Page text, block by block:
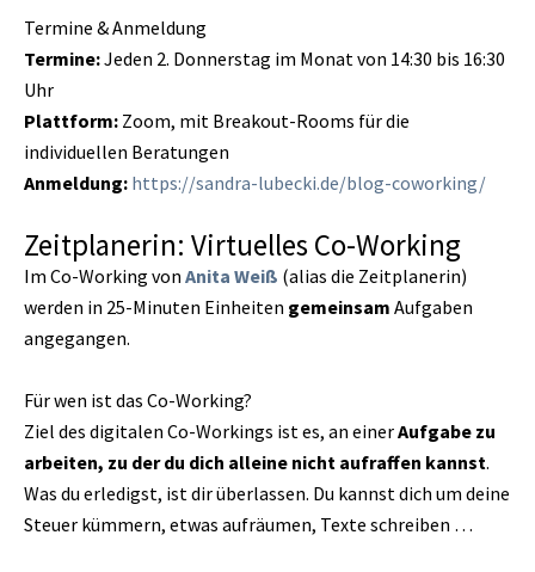
Termine & Anmeldung
Termine:Jeden 2. Donnerstag im Monat von 14:30 bis 16:30
Uhr
Plattform: Zoom, mit Breakout-Rooms für die
individuellen Beratungen
Anmeldung: https://sandra-lubecki.de/blog-coworking/
Zeitplanerin: Virtuelles Co-Working
Im Co-Working von Anita Weiß (alias die Zeitplanerin)
werden in 25-Minuten Einheiten gemeinsam Aufgaben
angegangen.
Für wen ist das Co-Working?
Ziel des digitalen Co-Workings ist es, an einerAufgabe zu
arbeiten, zu der du dich alleine nicht aufraffen kannst.
Was du erledigst, ist dir überlassen. Du kannst dich um deine
Steuer kümmern, etwas aufräumen, Texte schreiben …